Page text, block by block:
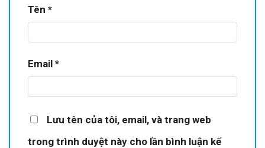
Tên *
Email *
Lưu tên của tôi, email, và trang web
trong trình duyệt này cho lần bình luận kế